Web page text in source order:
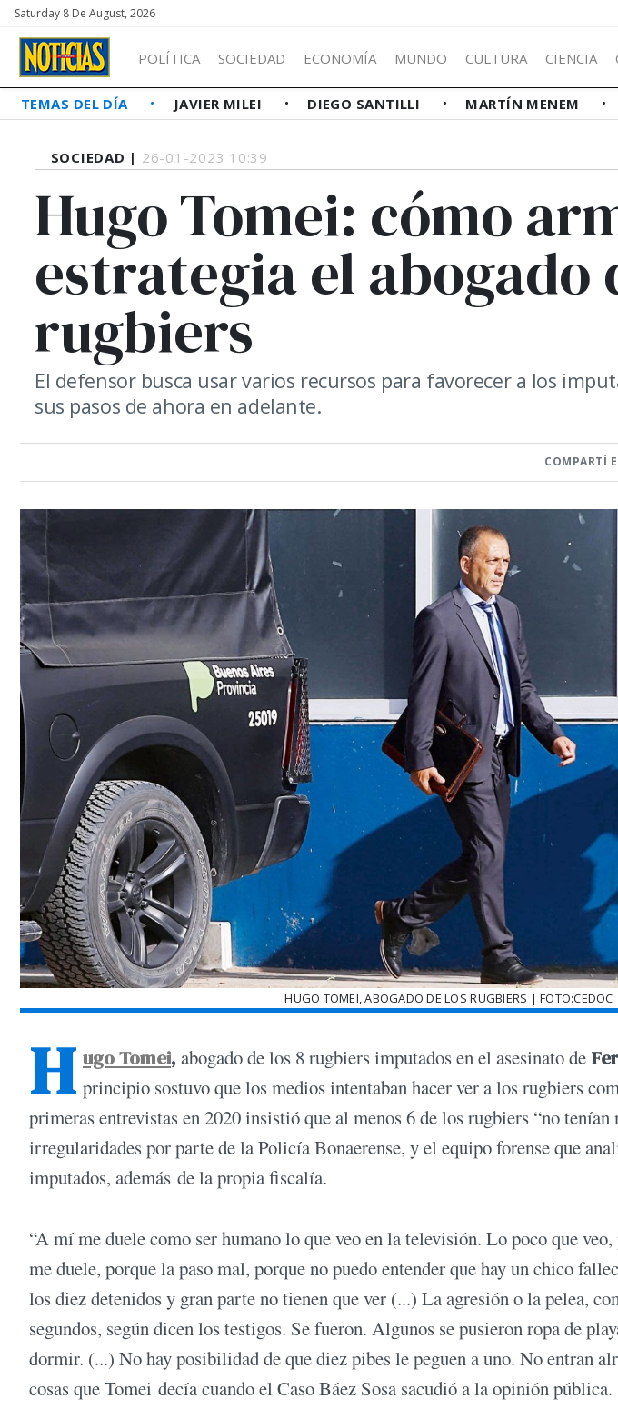
Saturday 8 De August, 2026
POLÍTICA SOCIEDAD ECONOMÍA MUNDO CULTURA CIENCIA
TEMAS DEL DÍA JAVIER MILEI DIEGO SANTILLI MARTÍN MENEM
SOCIEDAD | 26-01-2023 10:39
Hugo Tomei: cómo
estrategia el abogado
rugbiers
El defensor busca usar varios recursos para favorecer a los
sus pasos de ahora en adelante.
COMPARTÍ
HUGO TOMEI, ABOGADO DE LOS RUGBIERS | FOTO:CEDOC
H ugo Tomei, abogado de los 8 rugbiers imputados en el asesinato de
principio sostuvo que los medios intentaban hacer ver a los rugbiers
primeras entrevistas en 2020 insistió que al menos 6 de los rugbiers “no
irregularidades por parte de la Policía Bonaerense, y el equipo forense que
imputados, además de la propia fiscalía.
“A mí me duele como ser humano lo que veo en la televisión. Lo poco que
me duele, porque la paso mal, porque no puedo entender que hay un chico
los diez detenidos y gran parte no tienen que ver (...) La agresión o la pelea,
segundos, según dicen los testigos. Se fueron. Algunos se pusieron ropa de
dormir. (...) No hay posibilidad de que diez pibes le peguen a uno. No entran
cosas que Tomei decía cuando el Caso Báez Sosa sacudió a la opinión pública.